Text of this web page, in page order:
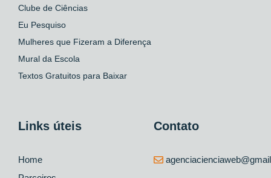
Clube de Ciências
Eu Pesquiso
Mulheres que Fizeram a Diferença
Mural da Escola
Textos Gratuitos para Baixar
Links úteis
Home
Contato